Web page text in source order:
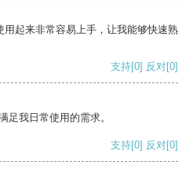
起来非常容易上手，让我能够快速熟
支持[0] 反对[0]
足我日常使用的需求。
支持[0] 反对[0]